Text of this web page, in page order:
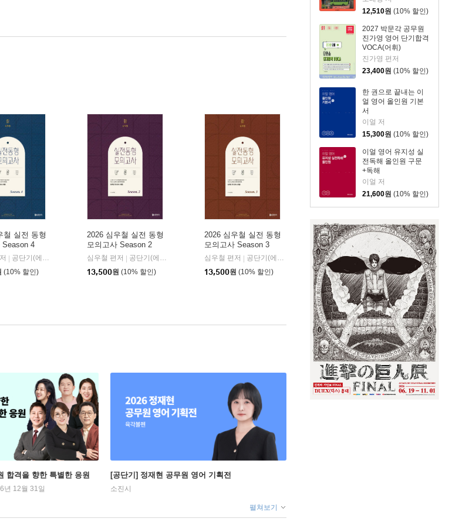
12,510원 (10% 할인)
2027 박문각 공무원
진가영 영어 단기합격
VOCA(어휘)
진가영 편저
23,400원 (10% 할인)
한 권으로 끝내는 이
얼 영어 올인원 기본
서
이얼 저
15,300원 (10% 할인)
이얼 영어 유지성 실
전독해 올인원 구문
+독해
이얼 저
21,600원 (10% 할인)
철 실전 동형
Season 4
공단기(에스티유니타스)
(10% 할인)
2026 심우철 실전 동형
모의고사 Season 2
심우철 편저
공단기(에스티유니타스)
13,500원 (10% 할인)
2026 심우철 실전 동형
모의고사 Season 3
심우철 편저
공단기(에스티유니타스)
13,500원 (10% 할인)
합격을 향한 특별한 응원
년 12월 31일
[공단기] 정재현 공무원 영어 기획전
소진시
펼쳐보기